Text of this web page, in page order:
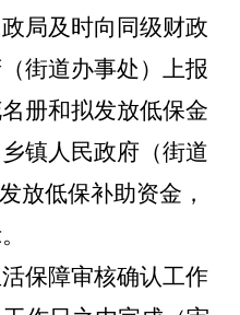
局及时向同级财政
街道办事处）上报
册和拟发放低保金
镇人民政府（街道
放低保补助资金，
保障审核确认工作